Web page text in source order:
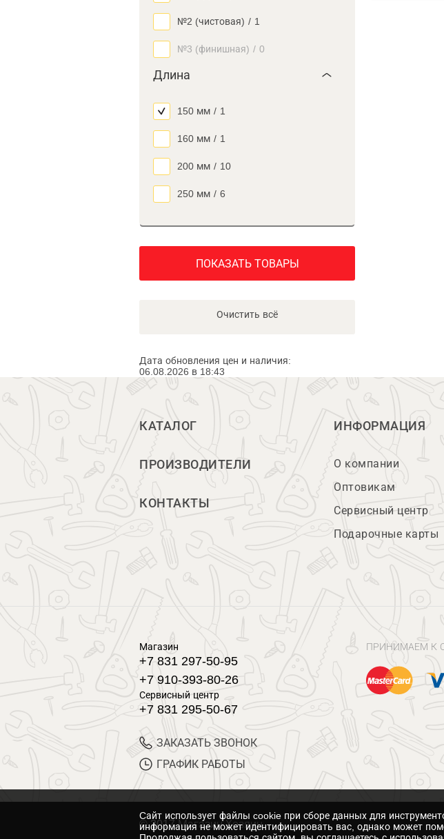
№2 (чистовая) / 1
№3 (финишная) / 0
Длина
150 мм / 1
160 мм / 1
200 мм / 10
250 мм / 6
ПОКАЗАТЬ ТОВАРЫ
Очистить всё
Дата обновления цен и наличия:
06.08.2026 в 18:43
КАТАЛОГ
ПРОИЗВОДИТЕЛИ
КОНТАКТЫ
ИНФОРМАЦИЯ
О компании
Оптовикам
Сервисный центр
Подарочные карты
Магазин
+7 831 297-50-95
+7 910-393-80-26
Сервисный центр
+7 831 295-50-67
ЗАКАЗАТЬ ЗВОНОК
ГРАФИК РАБОТЫ
ПРИНИМАЕМ К
© 2017 Магазин Хозяин
Cайт использует файлы cookie при сборе данных для
информация не может идентифицировать вас, однако может